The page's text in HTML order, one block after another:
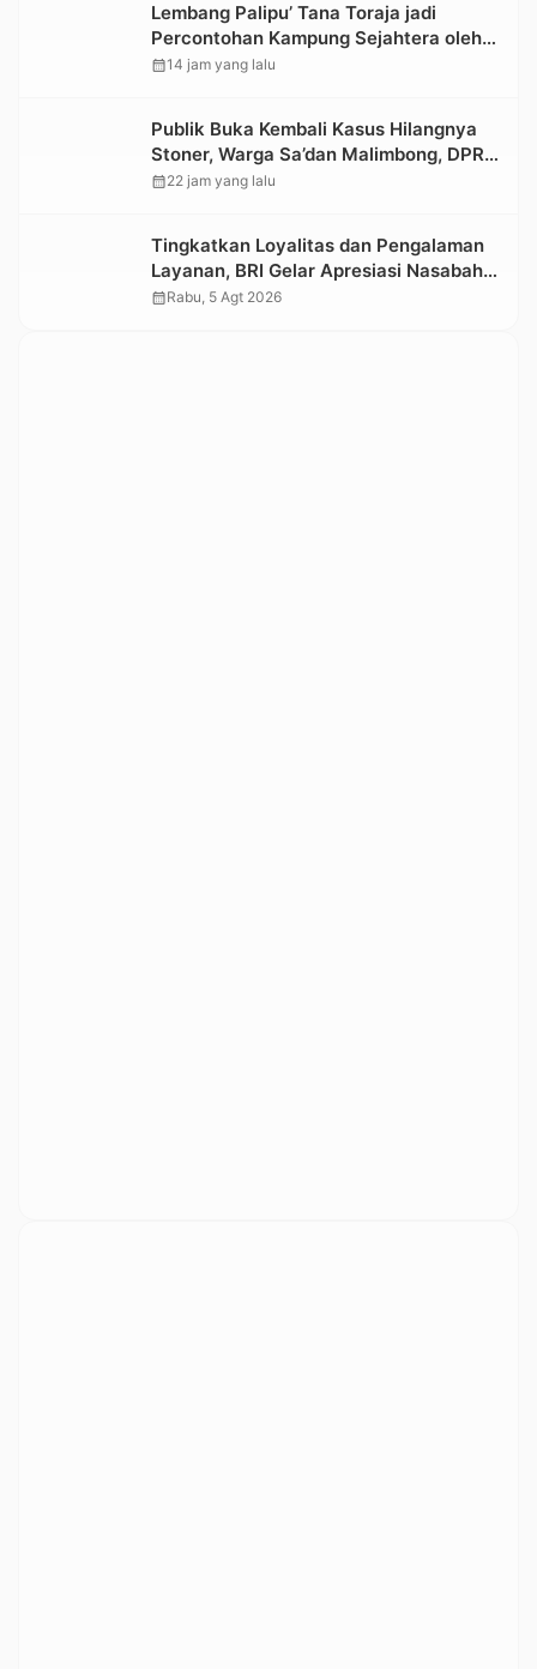
Lembang Palipu’ Tana Toraja jadi
Percontohan Kampung Sejahtera oleh
Kemensos
calendar_month14 jam yang lalu
Publik Buka Kembali Kasus Hilangnya
Stoner, Warga Sa’dan Malimbong, DPRD
dan Stakeholder Terkait Diminta
calendar_month22 jam yang lalu
Tingkatkan Loyalitas dan Pengalaman
Layanan, BRI Gelar Apresiasi Nasabah
Pensiunan
calendar_monthRabu, 5 Agt 2026